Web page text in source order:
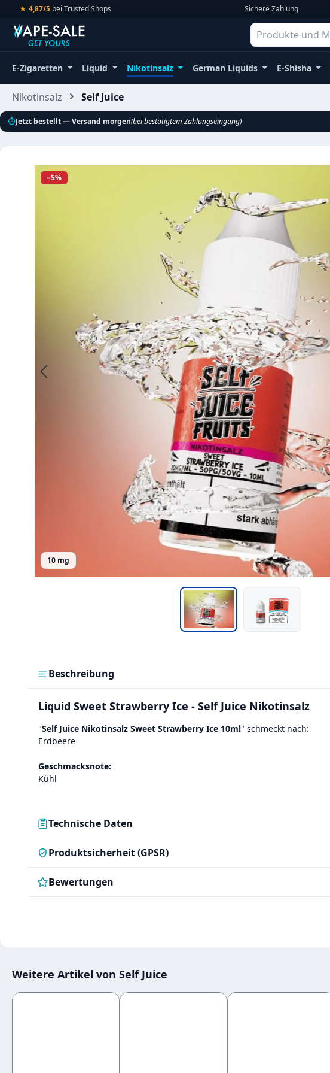
Hauptinhalt springen
Zur Suche springen
Zur Hauptnavigation springen
★ 4,87/5 bei Trusted Shops Sichere Zahlung
E-Zigaretten Liquid Nikotinsalz German Liquids E-Shisha
Nikotinsalz Self Juice
⏱Jetzt bestellt — Versand morgen(bei bestätigtem Zahlungseingang)
Bildergalerie überspringen
−5%
10 mg
Beschreibung
Liquid Sweet Strawberry Ice - Self Juice Nikotinsalz
"Self Juice Nikotinsalz Sweet Strawberry Ice 10ml" schmeckt nach:
Erdbeere
Geschmacksnote:
Kühl
Technische Daten
Produktsicherheit (GPSR)
Bewertungen
Weitere Artikel von Self Juice
Produktgalerie überspringen